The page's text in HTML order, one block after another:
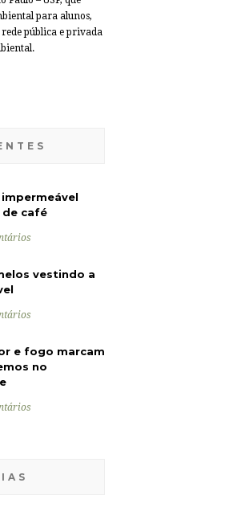
para alunos,
pública e privada
café
vestindo a
e fogo marcam
no